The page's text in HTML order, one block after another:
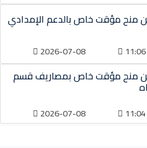
منح مؤقت خاص بالدعم الإمدادي
11:06
2026-07-08
منح مؤقت خاص بمصاريف قسم
11:04
2026-07-08